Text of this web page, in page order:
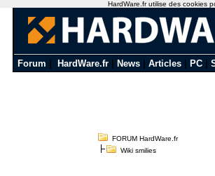
Forum HardWare.fr News Articles PC
FORUM HardWare.fr
Wiki smilies
HardWare.fr utilise des cookies